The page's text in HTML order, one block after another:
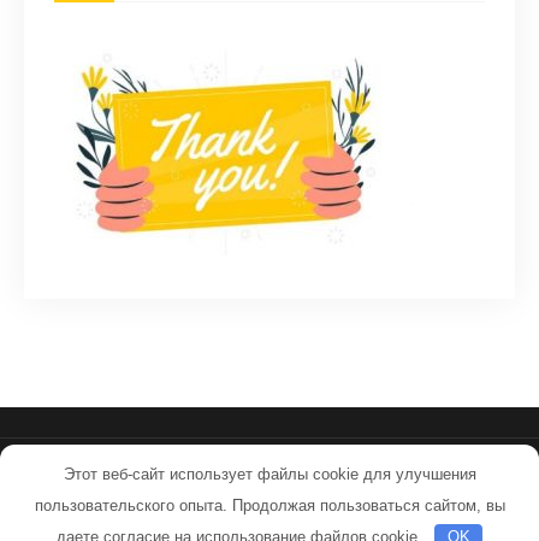
sovpilots.ru - Работает на WordPress
Тема от Grace Themes
Этот веб-сайт использует файлы cookie для улучшения
пользовательского опыта. Продолжая пользоваться сайтом, вы
даете согласие на использование файлов cookie.
OK